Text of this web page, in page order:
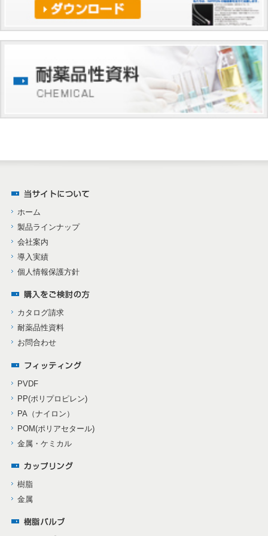
ホーム
製品ラインナップ
会社案内
導入実績
個人情報保護方針
カタログ請求
耐薬品性資料
お問合わせ
PVDF
PP(ポリプロピレン)
PA（ナイロン）
POM(ポリアセタール)
金属・ケミカル
樹脂
金属